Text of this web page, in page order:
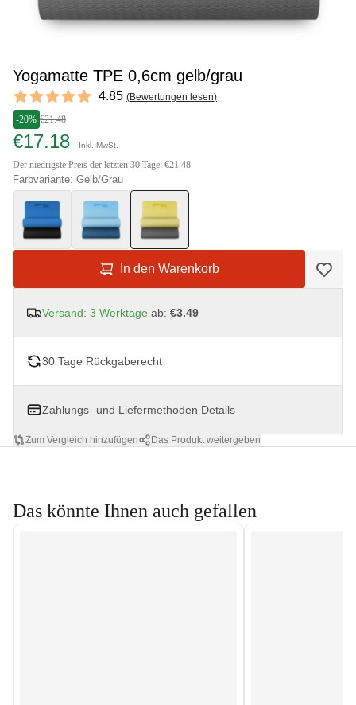
Yogamatte TPE 0,6cm gelb/grau
Reviews
4.85 out of 5 stars 4.85 (Bewertungen lesen)
-20% €21.48
€17.18 Inkl. MwSt.
Der niedrigste Preis der letzten 30 Tage: €21.48
Farbvariante: Gelb/Grau
In den Warenkorb
Versand: 3 Werktage ab: €3.49
30 Tage Rückgaberecht
Zahlungs- und Liefermethoden Details
Zum Vergleich hinzufügen Das Produkt weitergeben
Das könnte Ihnen auch gefallen